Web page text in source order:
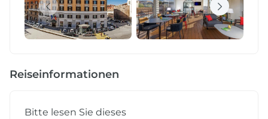
Reiseinformationen
Bitte lesen Sie dieses